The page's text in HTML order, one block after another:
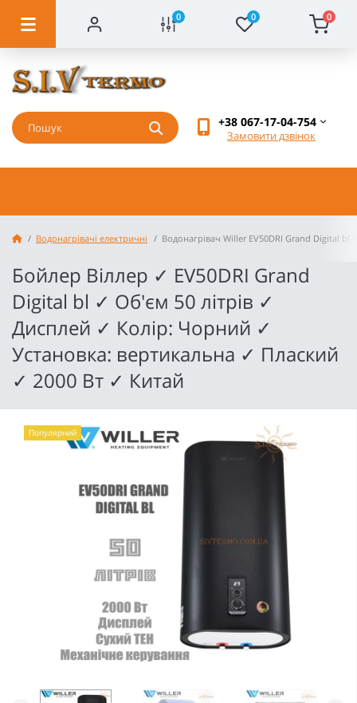
0 0 0
+38 067-17-04-754
Замовити дзвінок
Водонагрівачі електричні Водонагрівач Willer EV50DRI Grand Digital bl
Бойлер Віллер ✓ EV50DRI Grand
Digital bl ✓ Об'єм 50 літрів ✓
Дисплей ✓ Колір: Чорний ✓
Установка: вертикальна ✓ Плаский
✓ 2000 Вт ✓ Китай
Популярний